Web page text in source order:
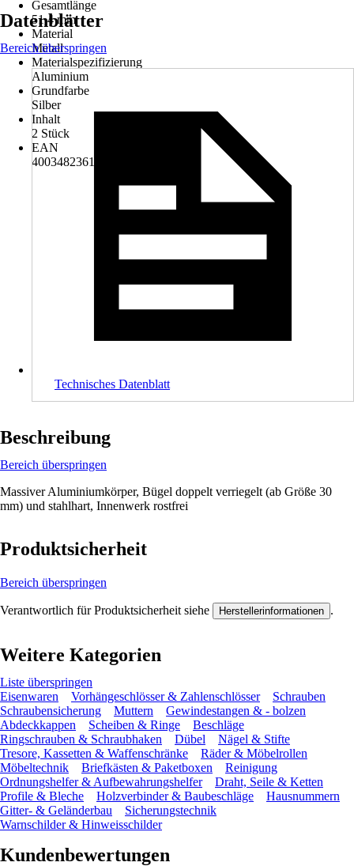
Gesamtlänge
51,4 mm
Material
Metall
Materialspezifizierung
Aluminium
Grundfarbe
Silber
Inhalt
2 Stück
EAN
4003482361511
Datenblätter
Bereich überspringen
Technisches Datenblatt
Beschreibung
Bereich überspringen
Massiver Aluminiumkörper, Bügel doppelt verriegelt (ab Größe 30
mm) und stahlhart, Innenwerk rostfrei
Produktsicherheit
Bereich überspringen
Verantwortlich für Produktsicherheit siehe Herstellerinformationen .
Weitere Kategorien
Liste überspringen
Eisenwaren
Vorhängeschlösser & Zahlenschlösser
Schrauben
Schraubensicherung
Muttern
Gewindestangen & - bolzen
Abdeckkappen
Scheiben & Ringe
Beschläge
Ringschrauben & Schraubhaken
Dübel
Nägel & Stifte
Tresore, Kassetten & Waffenschränke
Räder & Möbelrollen
Möbeltechnik
Briefkästen & Paketboxen
Reinigung
Ordnungshelfer & Aufbewahrungshelfer
Draht, Seile & Ketten
Profile & Bleche
Holzverbinder & Baubeschläge
Hausnummern
Gitter- & Geländerbau
Sicherungstechnik
Warnschilder & Hinweisschilder
Kundenbewertungen